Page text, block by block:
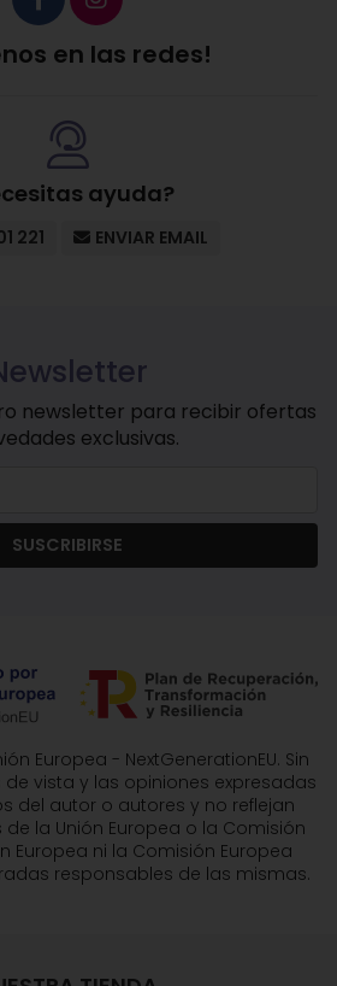
en las redes!
ayuda?
221 ENVIAR EMAIL
newsletter para recibir ofertas
exclusivas.
SUSCRIBIRSE
Europea - NextGenerationEU. Sin
vista y las opiniones expresadas
del autor o autores y no reflejan
la Unión Europea o la Comisión
Europea ni la Comisión Europea
responsables de las mismas.